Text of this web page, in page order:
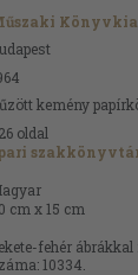
kemény
oldal
cm x 15 cm
fehér
10334.